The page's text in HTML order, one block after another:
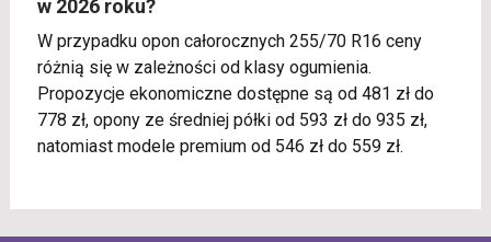
w 2026 roku?
W przypadku opon całorocznych 255/70 R16 ceny
różnią się w zależności od klasy ogumienia.
Propozycje ekonomiczne dostępne są od 481 zł do
778 zł, opony ze średniej półki od 593 zł do 935 zł,
natomiast modele premium od 546 zł do 559 zł.